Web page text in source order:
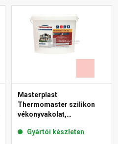
Masterplast
Thermomaster szilikon
vékonyvakolat,
22-F 25 kg
Gyártói készleten